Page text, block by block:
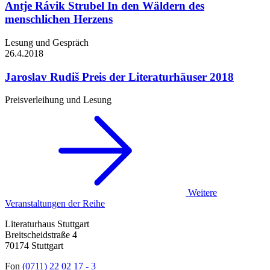
Antje Rávik Strubel In den Wäldern des
menschlichen Herzens
Lesung und Gespräch
26.4.2018
Jaroslav Rudiš Preis der Literaturhäuser 2018
Preisverleihung und Lesung
Weitere
Veranstaltungen der Reihe
Literaturhaus Stuttgart
Breitscheidstraße 4
70174 Stuttgart
Fon (0711) 22 02 17 - 3